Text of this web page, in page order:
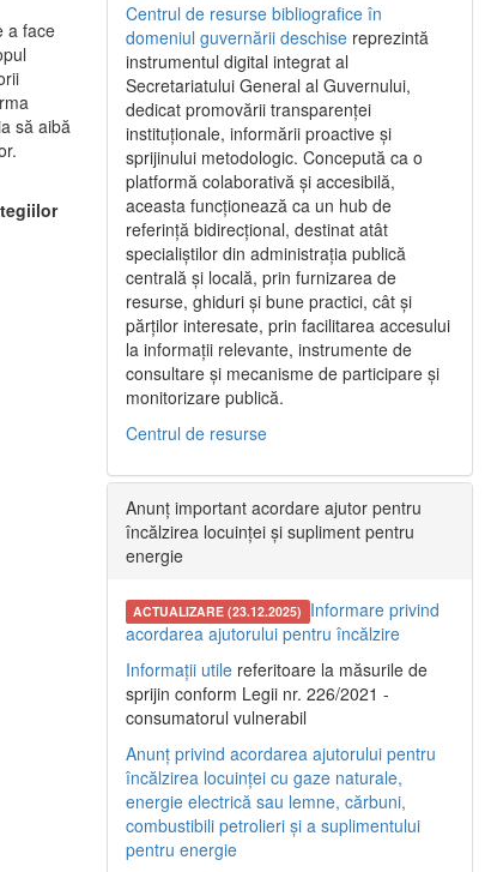
a face
să aibă
Centrul de resurse bibliografice în
domeniul guvernării deschise reprezintă
instrumentul digital integrat al
Secretariatului General al Guvernului,
dedicat promovării transparenței
instituționale, informării proactive și
sprijinului metodologic. Concepută ca o
platformă colaborativă și accesibilă,
aceasta funcționează ca un hub de
referință bidirecțional, destinat atât
specialiștilor din administrația publică
centrală și locală, prin furnizarea de
resurse, ghiduri și bune practici, cât și
părților interesate, prin facilitarea accesului
la informații relevante, instrumente de
consultare și mecanisme de participare și
monitorizare publică.
Centrul de resurse
Anunț important acordare ajutor pentru
încălzirea locuinței și supliment pentru
energie
ACTUALIZARE (23.12.2025) Informare privind
acordarea ajutorului pentru încălzire
Informații utile referitoare la măsurile de
sprijin conform Legii nr. 226/2021 -
consumatorul vulnerabil
Anunț privind acordarea ajutorului pentru
încălzirea locuinței cu gaze naturale,
energie electrică sau lemne, cărbuni,
combustibili petrolieri și a suplimentului
pentru energie